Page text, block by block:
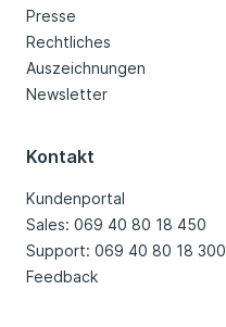
Presse
Rechtliches
Auszeichnungen
Newsletter
Kontakt
Kundenportal
Sales: 069 40 80 18 450
Support: 069 40 80 18 300
Feedback